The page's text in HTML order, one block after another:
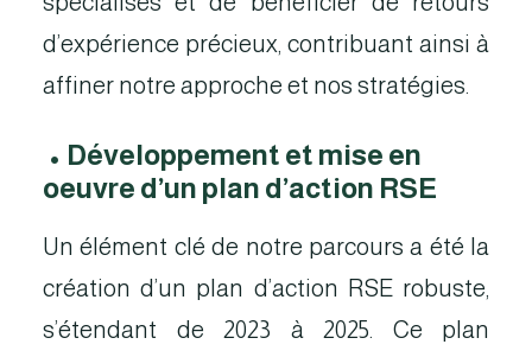
d’expérience précieux, contribuant ainsi à
affiner notre approche et nos stratégies.
• Développement et mise en
oeuvre d’un plan d’action RSE
Un élément clé de notre parcours a été la
création d’un plan d’action RSE robuste,
s’étendant de 2023 à 2025. Ce plan